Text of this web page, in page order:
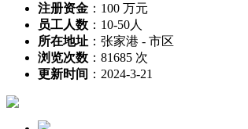
注册资金 ： 100 万元
员工人数 ： 10-50人
所在地址 ： 张家港 - 市区
浏览次数 ： 81685 次
更新时间 ： 2024-3-21